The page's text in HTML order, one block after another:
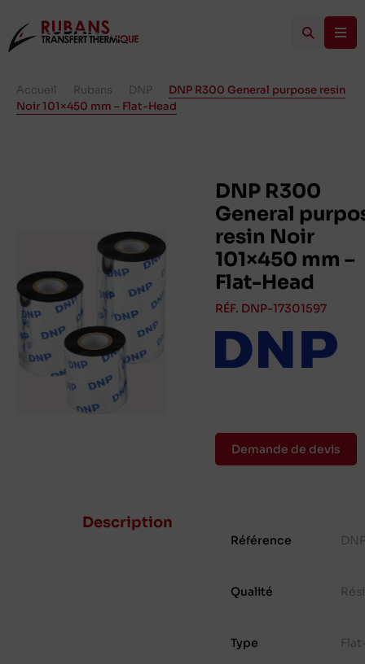
Accueil Rubans DNP
DNP R300 General purpose resin
Noir 101×450 mm – Flat-Head
DNP R300
General
resin Noir
101×450 mm –
Flat-Head
RÉF. DNP-17301597
Demande de devis
Description
Référence
Qualité
Type